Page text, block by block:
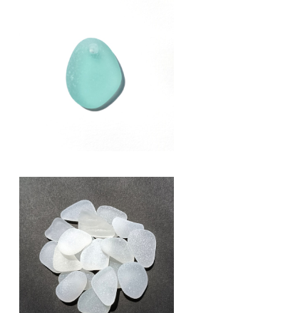
アクセサリー用シーグラス素材
(水色系) AS-20
(2～2.5cm・白色系)クラフト用
シーグラス素材 SS-508
¥600
SOLD OUT